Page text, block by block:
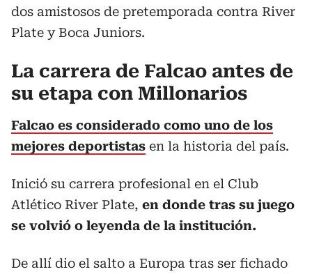
dos amistosos de pretemporada contra River
Plate y Boca Juniors.
La carrera de Falcao antes de
su etapa con Millonarios
Falcao es considerado como uno de los
mejores deportistas en la historia del país.
Inició su carrera profesional en el Club
Atlético River Plate, en donde tras su juego
se volvió o leyenda de la institución.
De allí dio el salto a Europa tras ser fichado